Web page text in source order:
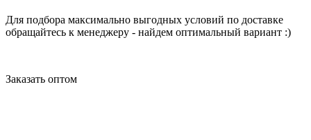
Для подбора максимально выгодных условий по доставке
обращайтесь к менеджеру - найдем оптимальный вариант :)
Заказать оптом